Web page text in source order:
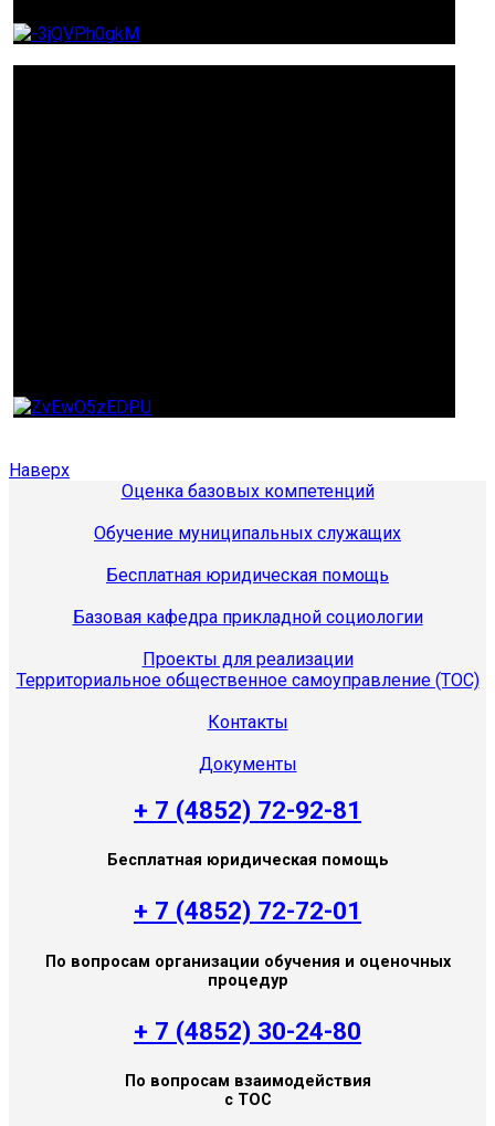
Наверх
Оценка базовых компетенций
Обучение муниципальных служащих
Бесплатная юридическая помощь
Базовая кафедра прикладной социологии
Проекты для реализации
Территориальное общественное самоуправление (ТОС)
Контакты
Документы
+ 7 (4852) 72-92-81
Бесплатная юридическая помощь
+ 7 (4852) 72-72-01
По вопросам организации обучения и оценочных
процедур
+ 7 (4852) 30-24-80
По вопросам взаимодействия
с ТОС